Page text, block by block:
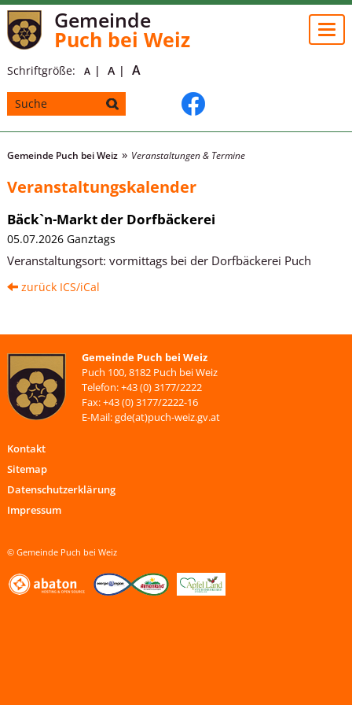
Gemeinde
Puch bei Weiz
Schriftgröße: A A A
Gemeinde Puch bei Weiz Veranstaltungen & Termine
Veranstaltungskalender
Bäck`n-Markt der Dorfbäckerei
05.07.2026 Ganztags
Veranstaltungsort: vormittags bei der Dorfbäckerei Puch
zurück ICS/iCal
Gemeinde Puch bei Weiz
Puch 100, 8182 Puch bei Weiz
Telefon: +43 (0) 3177/2222
Fax: +43 (0) 3177/2222-16
E-Mail: gde(at)puch-weiz.gv.at
Kontakt
Sitemap
Datenschutzerklärung
Impressum
© Gemeinde Puch bei Weiz